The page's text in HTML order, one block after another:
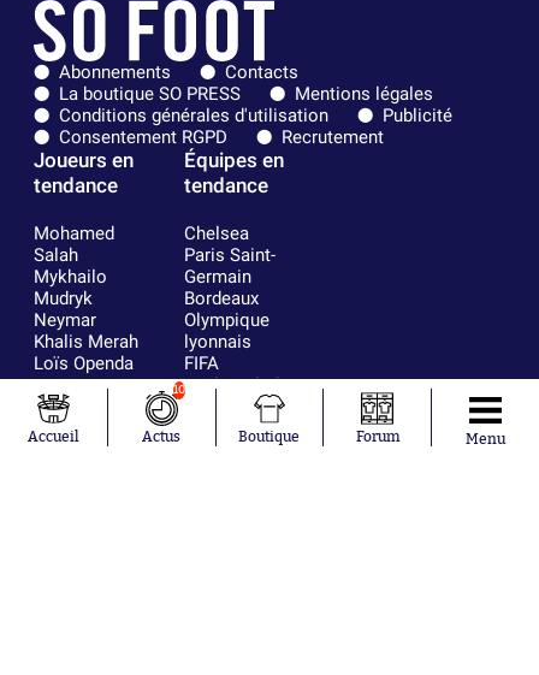
Abonnements
Contacts
La boutique SO PRESS
Mentions légales
Conditions générales d'utilisation
Publicité
Consentement RGPD
Recrutement
Joueurs en
tendance
Mohamed
Salah
Mykhailo
Mudryk
Neymar
Khalis Merah
Loïs Openda
Moussa
Niakhaté
Nicolás
Tagliafico
Équipes en
tendance
Chelsea
Paris Saint-
Germain
Bordeaux
Olympique
lyonnais
FIFA
Real Madrid
RC Strasbourg
AC Milan
France
Accueil
10
Actus Boutique Forum Menu